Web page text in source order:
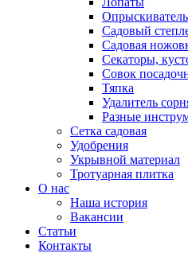
Садовый
Садовая
Секаторы,
Совок
Тяпка
Удалитель
Разные
Сетка садовая
Удобрения
Укрывной материал
Тротуарная плитка
О нас
Наша история
Вакансии
Статьи
Контакты